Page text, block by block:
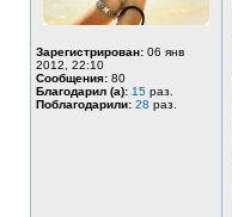
Зарегистрирован: 06 янв
2012, 22:10
Сообщения: 80
Благодарил (а): 15 раз.
Поблагодарили: 28 раз.